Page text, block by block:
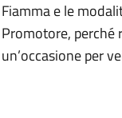
Fiamma e le
Promotore, perché
un’occasione per